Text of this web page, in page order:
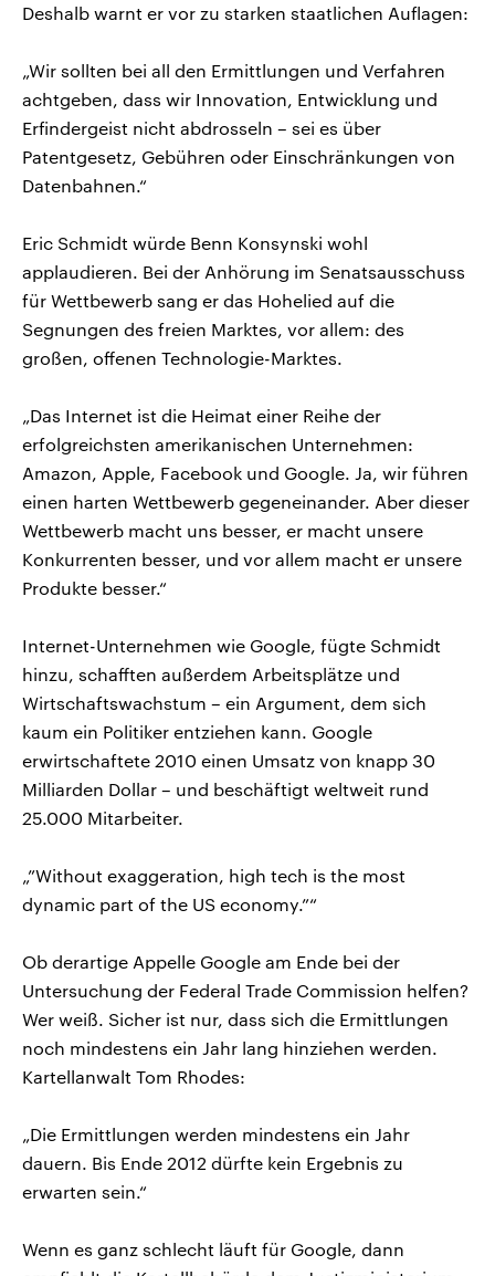
Deshalb warnt er vor zu starken staatlichen Auflagen:
„Wir sollten bei all den Ermittlungen und Verfahren
achtgeben, dass wir Innovation, Entwicklung und
Erfindergeist nicht abdrosseln – sei es über
Patentgesetz, Gebühren oder Einschränkungen von
Datenbahnen.“
Eric Schmidt würde Benn Konsynski wohl
applaudieren. Bei der Anhörung im Senatsausschuss
für Wettbewerb sang er das Hohelied auf die
Segnungen des freien Marktes, vor allem: des
großen, offenen Technologie-Marktes.
„Das Internet ist die Heimat einer Reihe der
erfolgreichsten amerikanischen Unternehmen:
Amazon, Apple, Facebook und Google. Ja, wir führen
einen harten Wettbewerb gegeneinander. Aber dieser
Wettbewerb macht uns besser, er macht unsere
Konkurrenten besser, und vor allem macht er unsere
Produkte besser.“
Internet-Unternehmen wie Google, fügte Schmidt
hinzu, schafften außerdem Arbeitsplätze und
Wirtschaftswachstum – ein Argument, dem sich
kaum ein Politiker entziehen kann. Google
erwirtschaftete 2010 einen Umsatz von knapp 30
Milliarden Dollar – und beschäftigt weltweit rund
25.000 Mitarbeiter.
„”Without exaggeration, high tech is the most
dynamic part of the US economy.”“
Ob derartige Appelle Google am Ende bei der
Untersuchung der Federal Trade Commission helfen?
Wer weiß. Sicher ist nur, dass sich die Ermittlungen
noch mindestens ein Jahr lang hinziehen werden.
Kartellanwalt Tom Rhodes:
„Die Ermittlungen werden mindestens ein Jahr
dauern. Bis Ende 2012 dürfte kein Ergebnis zu
erwarten sein.“
Wenn es ganz schlecht läuft für Google, dann